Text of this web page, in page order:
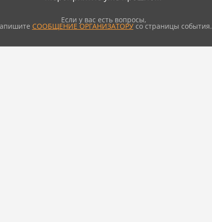
Если у вас есть вопросы,
СООБЩЕНИЕ ОРГАНИЗАТОРУсо страницы события.